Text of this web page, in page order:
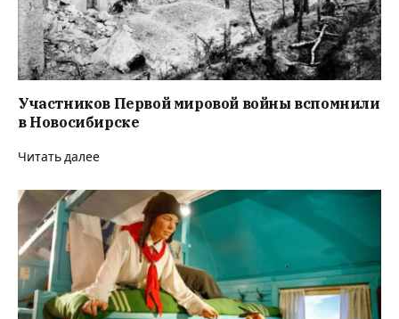
Участников Первой мировой войны вспомнили
в Новосибирске
Читать далее